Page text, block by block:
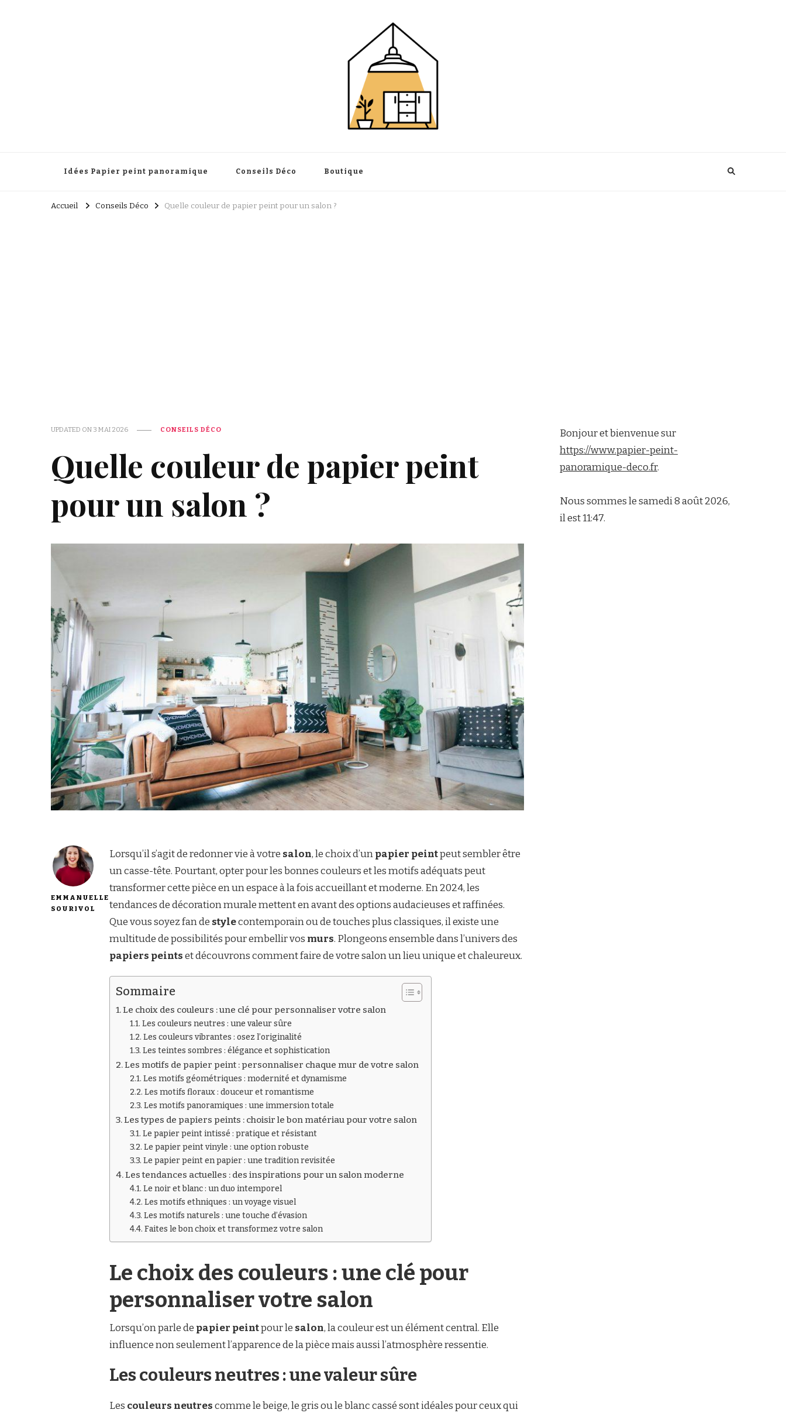
Idées Papier peint panoramique Conseils Déco Boutique
Accueil Conseils Déco Quelle couleur de papier peint pour un salon ?
UPDATED ON 3 MAI 2026 CONSEILS DÉCO
Quelle couleur de papier peint
pour un salon ?
EMMANUELLE
SOURIVOL
Lorsqu’il s’agit de redonner vie à votre salon, le choix d’unpapier peintpeut sembler être
un casse-tête. Pourtant, opter pour les bonnes couleurs et les motifs adéquats peut
transformer cette pièce en un espace à la fois accueillant et moderne. En 2024, les
tendances de décoration murale mettent en avant des options audacieuses et raffinées.
Que vous soyez fan de stylecontemporain ou de touches plus classiques, il existe une
multitude de possibilités pour embellir vos murs. Plongeons ensemble dans l’univers des
papiers peintset découvrons comment faire de votre salon un lieu unique et chaleureux.
Sommaire
Le choix des couleurs : une clé pour personnaliser votre salon
Les couleurs neutres : une valeur sûre
Les couleurs vibrantes : osez l’originalité
Les teintes sombres : élégance et sophistication
Les motifs de papier peint : personnaliser chaque mur de votre salon
Les motifs géométriques : modernité et dynamisme
Les motifs floraux : douceur et romantisme
Les motifs panoramiques : une immersion totale
Les types de papiers peints : choisir le bon matériau pour votre salon
Le papier peint intissé : pratique et résistant
Le papier peint vinyle : une option robuste
Le papier peint en papier : une tradition revisitée
Les tendances actuelles : des inspirations pour un salon moderne
Le noir et blanc : un duo intemporel
Les motifs ethniques : un voyage visuel
Les motifs naturels : une touche d’évasion
Faites le bon choix et transformez votre salon
Le choix des couleurs : une clé pour
personnaliser votre salon
Lorsqu’on parle de papier peintpour le salon, la couleur est un élément central. Elle
influence non seulement l’apparence de la pièce mais aussi l’atmosphère ressentie.
Les couleurs neutres : une valeur sûre
Les couleurs neutrescomme le beige, le gris ou le blanc cassé sont idéales pour ceux qui
Bonjour et bienvenue sur
https://www.papier-peint-
panoramique-deco.fr.
Nous sommes le samedi 8 août 2026,
il est 11:47.